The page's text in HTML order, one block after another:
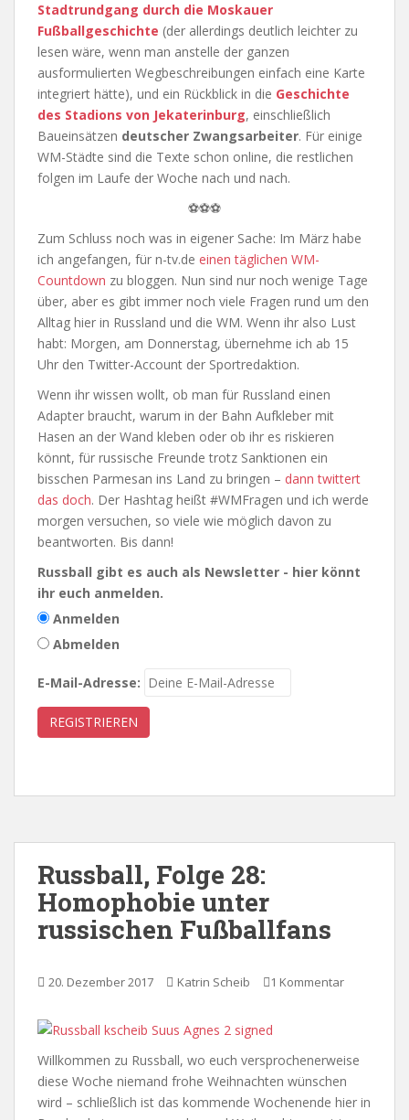
Stadtrundgang durch die Moskauer
Fußballgeschichte (der allerdings deutlich leichter zu
lesen wäre, wenn man anstelle der ganzen
ausformulierten Wegbeschreibungen einfach eine Karte
integriert hätte), und ein Rückblick in die Geschichte
des Stadions von Jekaterinburg, einschließlich
Baueinsätzen deutscher Zwangsarbeiter. Für einige
WM-Städte sind die Texte schon online, die restlichen
folgen im Laufe der Woche nach und nach.
⚽⚽⚽
Zum Schluss noch was in eigener Sache: Im März habe
ich angefangen, für n-tv.de einen täglichen WM-
Countdown zu bloggen. Nun sind nur noch wenige Tage
über, aber es gibt immer noch viele Fragen rund um den
Alltag hier in Russland und die WM. Wenn ihr also Lust
habt: Morgen, am Donnerstag, übernehme ich ab 15
Uhr den Twitter-Account der Sportredaktion.
Wenn ihr wissen wollt, ob man für Russland einen
Adapter braucht, warum in der Bahn Aufkleber mit
Hasen an der Wand kleben oder ob ihr es riskieren
könnt, für russische Freunde trotz Sanktionen ein
bisschen Parmesan ins Land zu bringen – dann twittert
das doch. Der Hashtag heißt #WMFragen und ich werde
morgen versuchen, so viele wie möglich davon zu
beantworten. Bis dann!
Russball gibt es auch als Newsletter - hier könnt
ihr euch anmelden.
Anmelden
Abmelden
E-Mail-Adresse:
Russball, Folge 28:
Homophobie unter
russischen Fußballfans
20. Dezember 2017 Katrin Scheib 1 Kommentar
Willkommen zu Russball, wo euch versprochenerweise
diese Woche niemand frohe Weihnachten wünschen
wird – schließlich ist das kommende Wochenende hier in